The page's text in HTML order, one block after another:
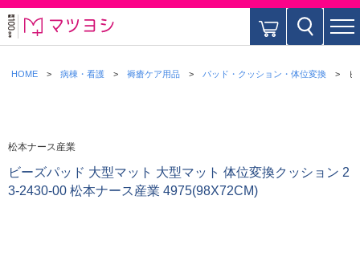
HOME 病棟・看護 褥瘡ケア用品 パッド・クッション・体位変換
松本ナース産業
ビーズパッド 大型マット 大型マット 体位変換クッション 2
3-2430-00 松本ナース産業 4975(98X72CM)